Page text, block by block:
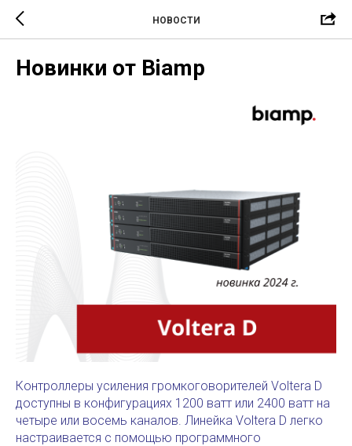
НОВОСТИ
Новинки от Biamp
Контроллеры усиления громкоговорителей Voltera D
доступны в конфигурациях 1200 ватт или 2400 ватт на
четыре или восемь каналов. Линейка Voltera D легко
настраивается с помощью программного